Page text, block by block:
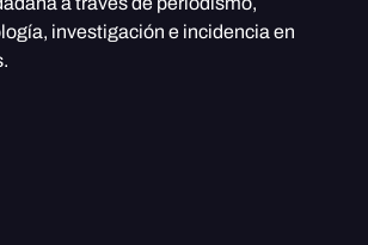
investigación e incidencia en